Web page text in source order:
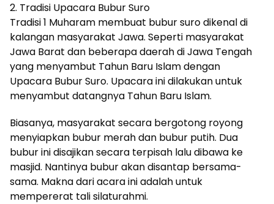
2. Tradisi Upacara Bubur Suro
Tradisi 1 Muharam membuat bubur suro dikenal di
kalangan masyarakat Jawa. Seperti masyarakat
Jawa Barat dan beberapa daerah di Jawa Tengah
yang menyambut Tahun Baru Islam dengan
Upacara Bubur Suro. Upacara ini dilakukan untuk
menyambut datangnya Tahun Baru Islam.
Biasanya, masyarakat secara bergotong royong
menyiapkan bubur merah dan bubur putih. Dua
bubur ini disajikan secara terpisah lalu dibawa ke
masjid. Nantinya bubur akan disantap bersama-
sama. Makna dari acara ini adalah untuk
mempererat tali silaturahmi.